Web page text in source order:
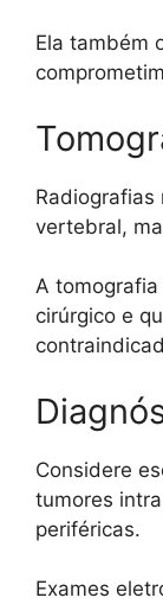
Ela também
vertebral,
A
cirúrgico e
Considere
tumores
periféricas.
Exames